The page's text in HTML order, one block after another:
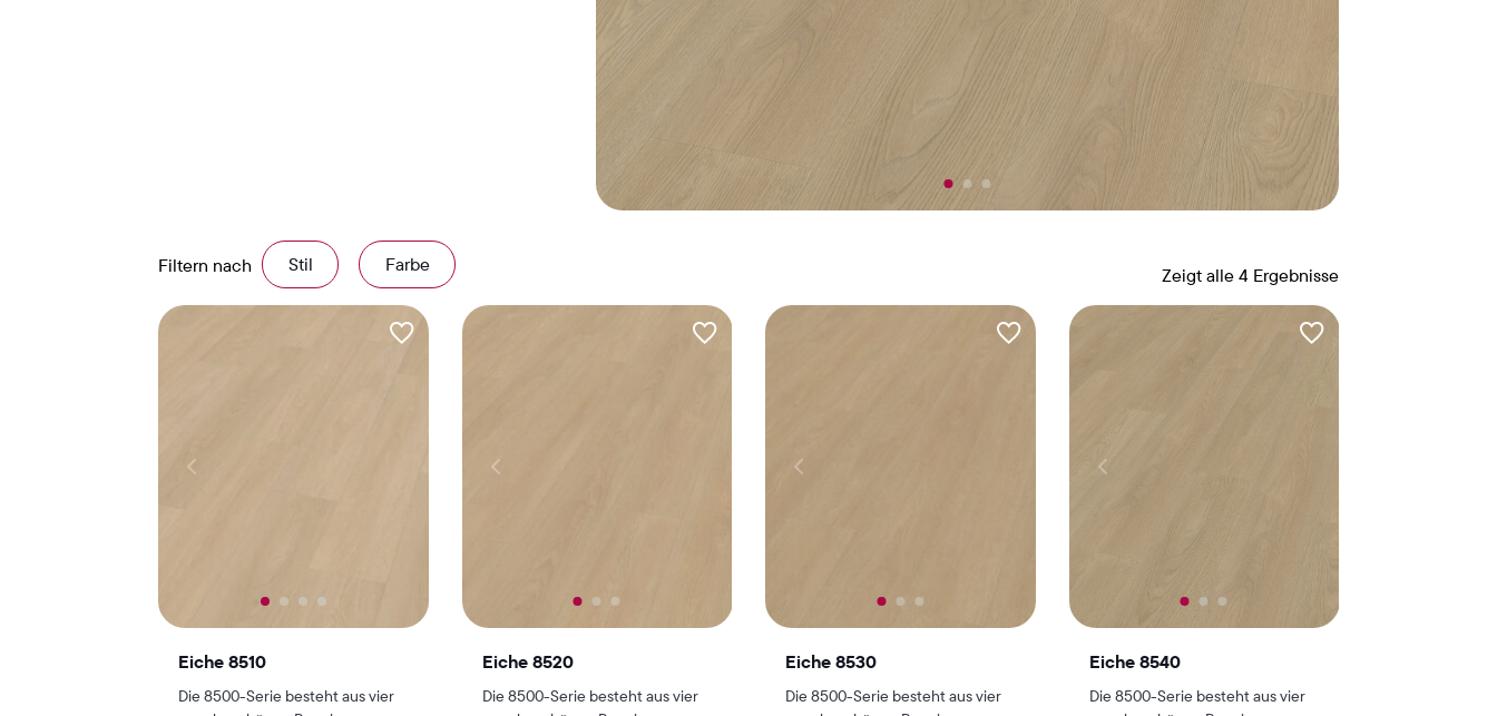
Filtern nach Stil Farbe
Zeigt alle 4 Ergebnisse
Eiche 8510
Die 8500-Serie besteht aus vier
Eiche 8520
Die 8500-Serie besteht aus vier
Eiche 8530
Die 8500-Serie besteht aus vier
Eiche 8540
Die 8500-Serie besteht aus vier